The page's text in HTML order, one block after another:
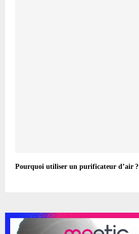
Pourquoi utiliser un purificateur d’air ?